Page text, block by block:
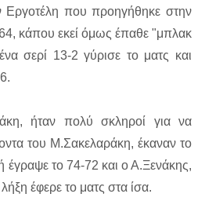
Εργοτέλη που προηγήθηκε στην
64, κάπου εκεί όμως έπαθε "μπλακ
σερί 13-2 γύρισε το ματς και
ήταν πολύ σκληροί για να
του Μ.Σακελαράκη, έκαναν το
το 74-72 και ο Α.Ξενάκης,
έφερε το ματς στα ίσα.